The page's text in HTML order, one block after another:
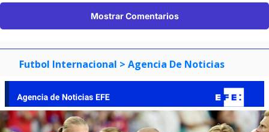
Mostrar Comentarios
Futbol Internacional > Agencia De Noticias